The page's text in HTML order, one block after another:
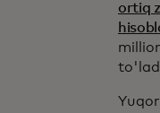
ortiq